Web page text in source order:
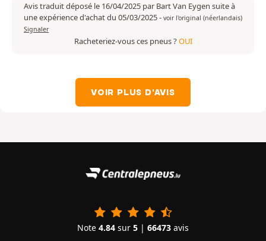
Avis traduit déposé le 16/04/2025 par Bart Van Eygen suite à
une expérience d'achat du 05/03/2025- voir l'original (néerlandais)
Signaler
Racheteriez-vous ces pneus ?OUI
VOIR PLUS D'AVIS
Note 4.84 sur 5 | 66473 avis